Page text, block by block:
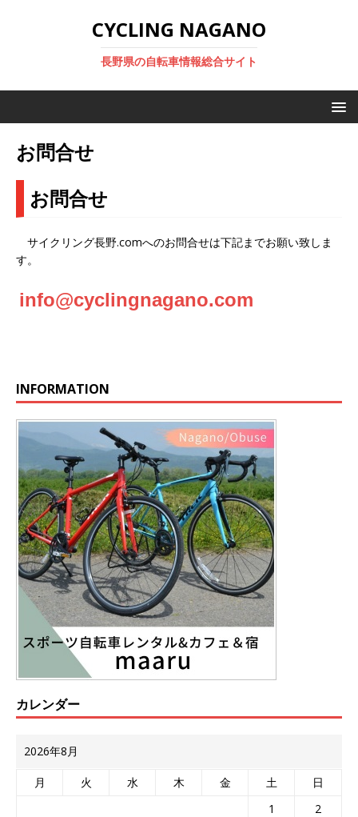
CYCLING NAGANO
長野県の自転車情報総合サイト
お問合せ
お問合せ
サイクリング長野.comへのお問合せは下記までお願い致しま
す。
info@cyclingnagano.com
INFORMATION
カレンダー
2026年8月
月 火 水 木 金 土
日
1
2